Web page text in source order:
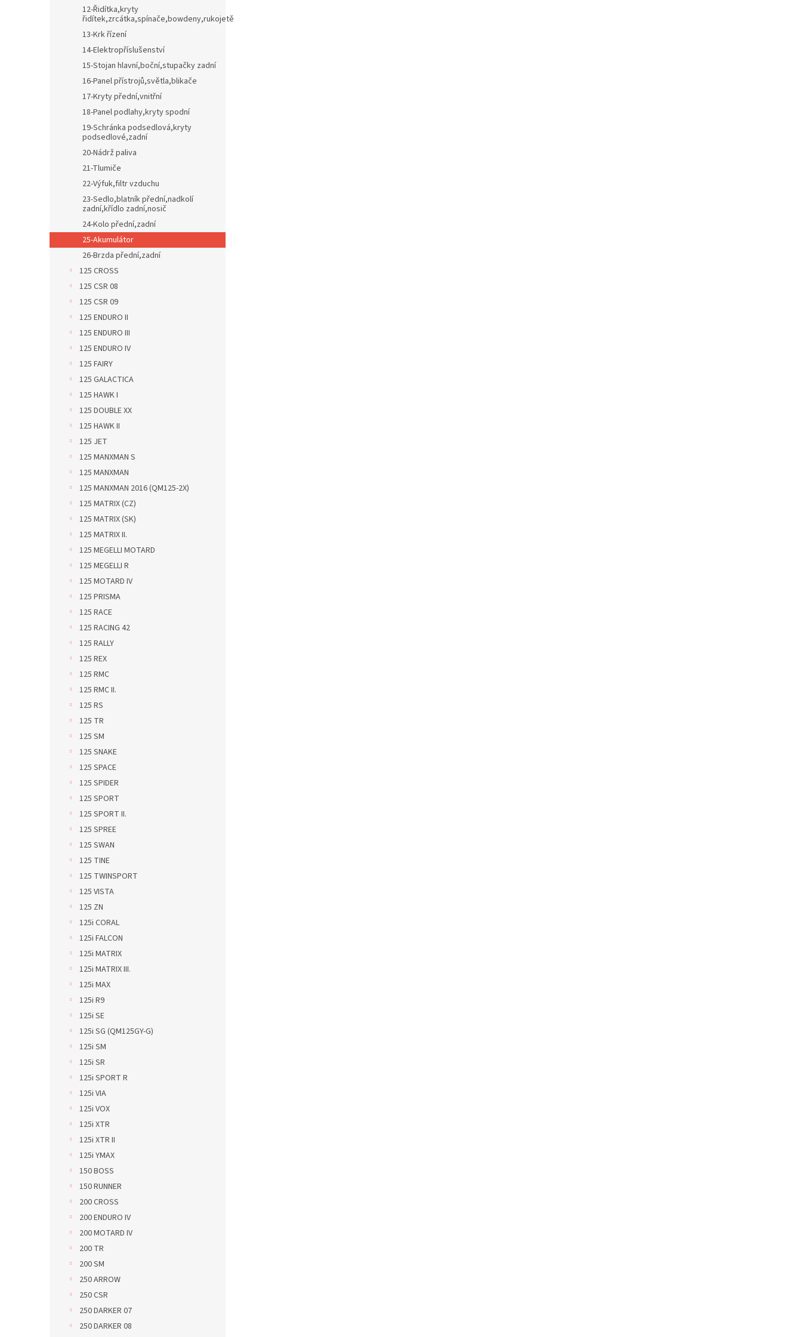
12-Řidítka,kryty
řidítek,zrcátka,spínače,bowdeny,rukojetě
13-Krk řízení
14-Elektropříslušenství
15-Stojan hlavní,boční,stupačky zadní
16-Panel přístrojů,světla,blikače
17-Kryty přední,vnitřní
18-Panel podlahy,kryty spodní
19-Schránka podsedlová,kryty
podsedlové,zadní
20-Nádrž paliva
21-Tlumiče
22-Výfuk,filtr vzduchu
23-Sedlo,blatník přední,nadkolí
zadní,křídlo zadní,nosič
24-Kolo přední,zadní
25-Akumulátor
26-Brzda přední,zadní
125 CROSS
125 CSR 08
125 CSR 09
125 ENDURO II
125 ENDURO III
125 ENDURO IV
125 FAIRY
125 GALACTICA
125 HAWK I
125 DOUBLE XX
125 HAWK II
125 JET
125 MANXMAN S
125 MANXMAN
125 MANXMAN 2016 (QM125-2X)
125 MATRIX (CZ)
125 MATRIX (SK)
125 MATRIX II.
125 MEGELLI MOTARD
125 MEGELLI R
125 MOTARD IV
125 PRISMA
125 RACE
125 RACING 42
125 RALLY
125 REX
125 RMC
125 RMC II.
125 RS
125 TR
125 SM
125 SNAKE
125 SPACE
125 SPIDER
125 SPORT
125 SPORT II.
125 SPREE
125 SWAN
125 TINE
125 TWINSPORT
125 VISTA
125 ZN
125i CORAL
125i FALCON
125i MATRIX
125i MATRIX III.
125i MAX
125i R9
125i SE
125i SG (QM125GY-G)
125i SM
125i SR
125i SPORT R
125i VIA
125i VOX
125i XTR
125i XTR II
125i YMAX
150 BOSS
150 RUNNER
200 CROSS
200 ENDURO IV
200 MOTARD IV
200 TR
200 SM
250 ARROW
250 CSR
250 DARKER 07
250 DARKER 08